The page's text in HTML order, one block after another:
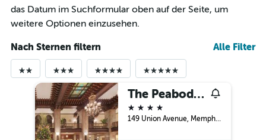
das Datum im Suchformular oben auf der Seite, um
weitere Optionen einzusehen.
Nach Sternen filtern Alle Filter
The Peabody Memphis
4 Sterne
149 Union Avenue, Memphis, TN, USA